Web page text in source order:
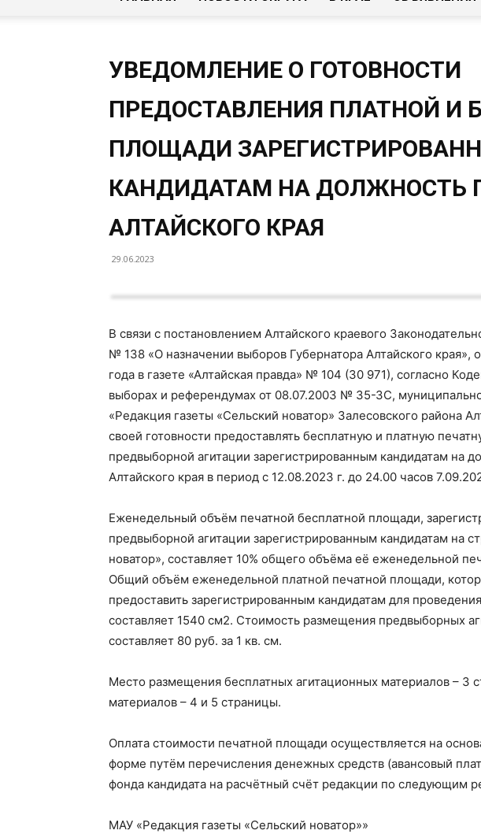
УВЕДОМЛЕНИЕ О ГОТОВНОСТИ
ПРЕДОСТАВЛЕНИЯ ПЛАТНОЙ И
ПЛОЩАДИ
КАНДИДАТАМ НА ДОЛЖНОСТЬ
АЛТАЙСКОГО КРАЯ
29.06.2023
В связи с постановлением Алтайского краевого
№ 138 «О назначении выборов Губернатора Алтайского края»,
года в газете «Алтайская правда» № 104 (30 971), согласно
выборах и референдумах от 08.07.2003 № 35-ЗС,
«Редакция газеты «Сельский новатор» Залесовского района
своей готовности предоставлять бесплатную и платную
предвыборной агитации зарегистрированным кандидатам на
Алтайского края в период с 12.08.2023 г. до 24.00 часов
Еженедельный объём печатной бесплатной площади,
предвыборной агитации зарегистрированным кандидатам на
новатор», составляет 10% общего объёма её еженедельной
Общий объём еженедельной платной печатной площади,
предоставить зарегистрированным кандидатам для
составляет 1540 см2. Стоимость размещения предвыборных
составляет 80 руб. за 1 кв. см.
Место размещения бесплатных агитационных материалов – 3
материалов – 4 и 5 страницы.
Оплата стоимости печатной площади осуществляется на
форме путём перечисления денежных средств (авансовый
фонда кандидата на расчётный счёт редакции по следующим
МАУ «Редакция газеты «Сельский новатор»»